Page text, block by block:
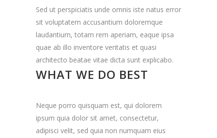
Sed ut perspiciatis unde omnis iste natus error
sit voluptatem accusantium doloremque
laudantium, totam rem aperiam, eaque ipsa
quae ab illo inventore veritatis et quasi
architecto beatae vitae dicta sunt explicabo.
WHAT WE DO BEST
Neque porro quisquam est, qui dolorem
ipsum quia dolor sit amet, consectetur,
adipisci velit, sed quia non numquam eius